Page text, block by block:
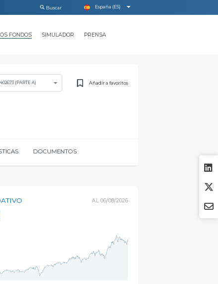
España (ES)
FONDOS SIMULADOR PRENSA
(PARTE A) Añadir a favoritos
DOCUMENTOS
AL 06/08/2026